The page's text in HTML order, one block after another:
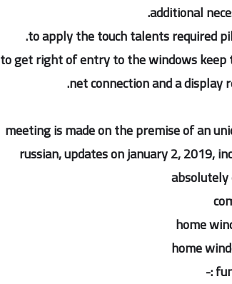
additional
to apply the touch talents required
to get right of entry to the windows keep
net connection and a display
meeting is made on the premise of an
russian, updates on january 2, 2019,
home
home